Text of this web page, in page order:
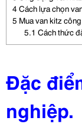
4 Cách lựa chọn
5 Mua van kitz
5.1 Cách thức
Đặc
nghiệp.